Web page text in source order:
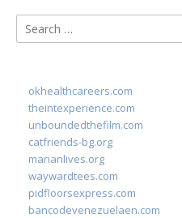
Search
for:
okhealthcareers.com
theintexperience.com
unboundedthefilm.com
catfriends-bg.org
marianlives.org
waywardtees.com
pidfloorsexpress.com
bancodevenezuelaen.com